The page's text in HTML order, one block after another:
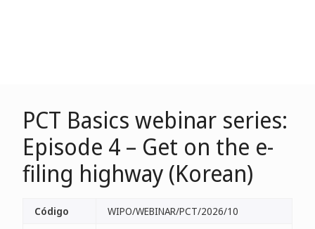
PCT Basics webinar series:
Episode 4 – Get on the e-
filing highway (Korean)
Código
WIPO/WEBINAR/PCT/2026/10